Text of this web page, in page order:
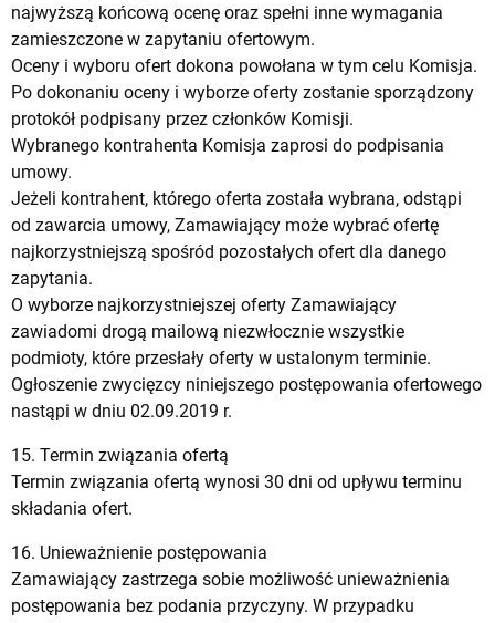
najwyższą końcową ocenę oraz spełni inne wymagania
zamieszczone w zapytaniu ofertowym.
Oceny i wyboru ofert dokona powołana w tym celu Komisja.
Po dokonaniu oceny i wyborze oferty zostanie sporządzony
protokół podpisany przez członków Komisji.
Wybranego kontrahenta Komisja zaprosi do podpisania
umowy.
Jeżeli kontrahent, którego oferta została wybrana, odstąpi
od zawarcia umowy, Zamawiający może wybrać ofertę
najkorzystniejszą spośród pozostałych ofert dla danego
zapytania.
O wyborze najkorzystniejszej oferty Zamawiający
zawiadomi drogą mailową niezwłocznie wszystkie
podmioty, które przesłały oferty w ustalonym terminie.
Ogłoszenie zwycięzcy niniejszego postępowania ofertowego
nastąpi w dniu 02.09.2019 r.
15. Termin związania ofertą
Termin związania ofertą wynosi 30 dni od upływu terminu
składania ofert.
16. Unieważnienie postępowania
Zamawiający zastrzega sobie możliwość unieważnienia
postępowania bez podania przyczyny. W przypadku